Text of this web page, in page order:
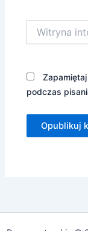
internetowa
podczas